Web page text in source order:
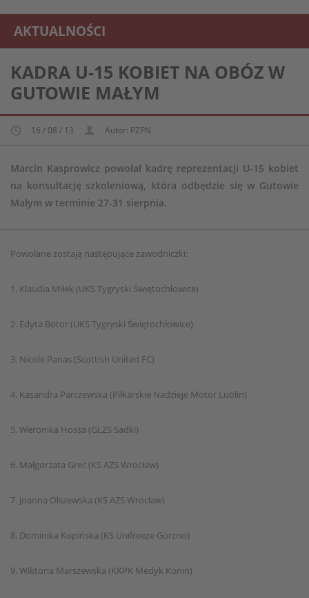
AKTUALNOŚCI
REPREZENTACJA KOBIECA U-15
KADRA U-15 KOBIET NA OBÓZ W
GUTOWIE MAŁYM
16 / 08 / 13 Autor: PZPN
Marcin Kasprowicz powołał kadrę reprezentacji U-15 kobiet
na konsultację szkoleniową, która odbędzie się w Gutowie
Małym w terminie 27-31 sierpnia.
Powołane zostają następujące zawodniczki:
1. Klaudia Miłek (UKS Tygryski Świętochłowice)
2. Edyta Botor (UKS Tygryski Świętochłowice)
3. Nicole Panas (Scottish United FC)
4. Kasandra Parczewska (Piłkarskie Nadzieje Motor Lublin)
5. Weronika Hossa (GLZS Sadki)
6. Małgorzata Grec (KS AZS Wrocław)
7. Joanna Olszewska (KS AZS Wrocław)
8. Dominika Kopińska (KS Unifreeze Górzno)
9. Wiktoria Marszewska (KKPK Medyk Konin)